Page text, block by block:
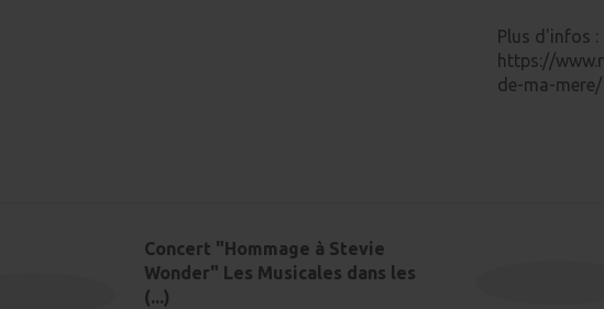
Plus d'infos :
https://
de-ma-mere/
Concert "Hommage à Stevie
Wonder" Les Musicales dans les
(...)